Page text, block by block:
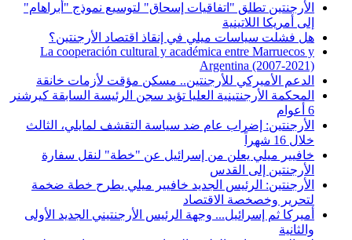
الأرجنتين تطلق "اتفاقيات إسحاق" لتوسيع نموذج "أبراهام"
إلى أمريكا اللاتينية
هل فشلت سياسات ميلي في إنقاذ اقتصاد الأرجنتين؟
La cooperación cultural y académica entre Marruecos y
Argentina (2007-2021)
الدعم الأميركي للأرجنتين.. مسكن مؤقت لأزمات خانقة
المحكمة الأرجنتينية العليا تؤيد سجن الرئيسة السابقة كيرشنر
6 أعوام
الأرجنتين: إضراب عام ضد سياسة التقشف لمايلي، الثالث
خلال 16 شهراً
خافيير ميلي يعلن من إسرائيل عن "خطة" لنقل سفارة
الأرجنتين إلى القدس
الأرجنتين: الرئيس الجديد خافيير ميلي يطرح خطة ضخمة
لتحرير وخصخصة الاقتصاد
أميركا ثم إسرائيل... وجهة الرئيس الأرجنتيني الجديد الأولى
والثانية